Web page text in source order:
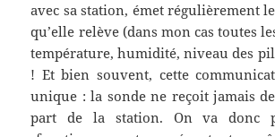
avec sa station, émet régulièrement
qu’elle relève (dans mon cas toutes
température, humidité, niveau des
! Et bien souvent, cette
unique : la sonde ne reçoit jamais
part de la station. On va donc